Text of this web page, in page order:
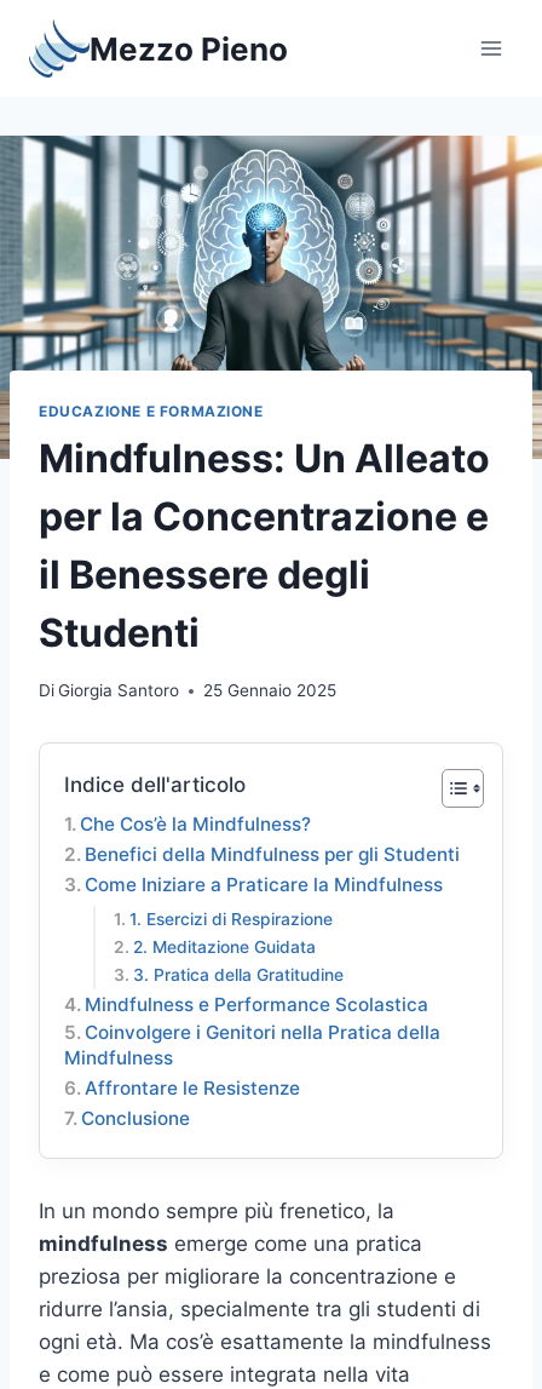
contenuto
Mezzo Pieno
EDUCAZIONE E FORMAZIONE
Mindfulness: Un Alleato
per la Concentrazione e
il Benessere degli
Studenti
DiGiorgia Santoro 25 Gennaio 2025
Indice dell'articolo
Che Cos’è la Mindfulness?
Benefici della Mindfulness per gli Studenti
Come Iniziare a Praticare la Mindfulness
1. Esercizi di Respirazione
2. Meditazione Guidata
3. Pratica della Gratitudine
Mindfulness e Performance Scolastica
Coinvolgere i Genitori nella Pratica della
Mindfulness
Affrontare le Resistenze
Conclusione
In un mondo sempre più frenetico, la
mindfulness emerge come una pratica
preziosa per migliorare la concentrazione e
ridurre l’ansia, specialmente tra gli studenti di
ogni età. Ma cos’è esattamente la mindfulness
e come può essere integrata nella vita